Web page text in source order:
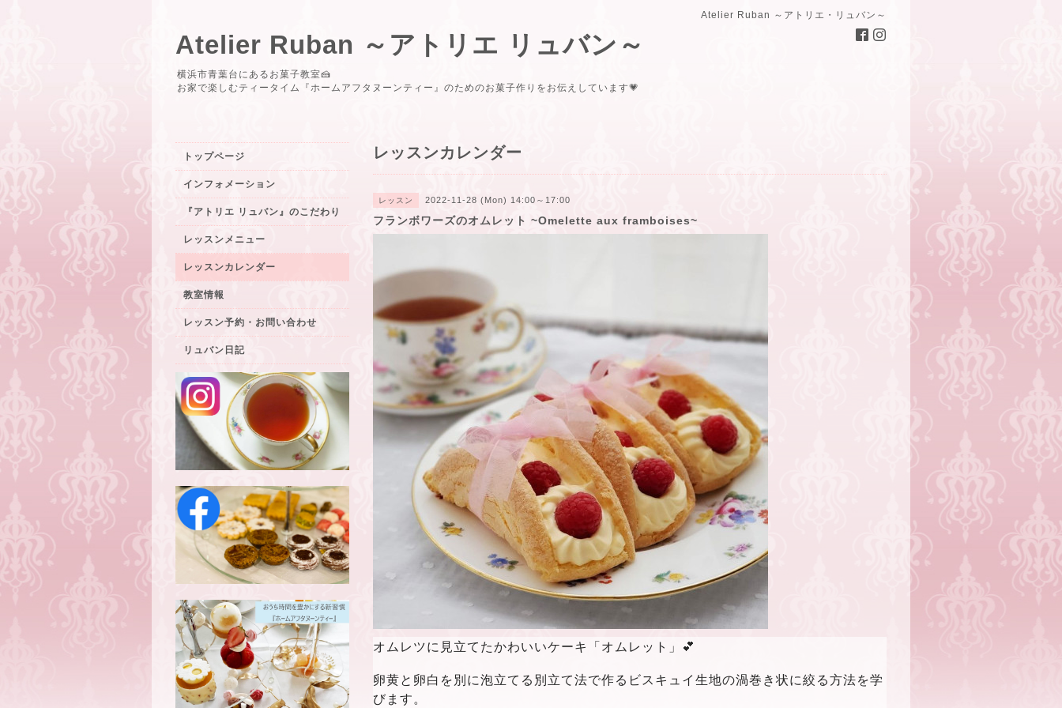
Atelier Ruban ～アトリエ・リュバン～
Atelier Ruban ～アトリエ リュバン～
横浜市青葉台にあるお菓子教室🍰
お家で楽しむティータイム『ホームアフタヌーンティー』のためのお菓子作りをお伝えしています💗
レッスンカレンダー
レッスン 2022-11-28 (Mon) 14:00～17:00
フランボワーズのオムレット ~Omelette aux framboises~
オムレツに見立てたかわいいケーキ「オムレット」💕
卵黄と卵白を別に泡立てる別立て法で作るビスキュイ生地の渦巻き状に絞る方法を学
びます。
トップページ
インフォメーション
『アトリエ リュバン』のこだわり
レッスンメニュー
レッスンカレンダー
教室情報
レッスン予約・お問い合わせ
リュバン日記